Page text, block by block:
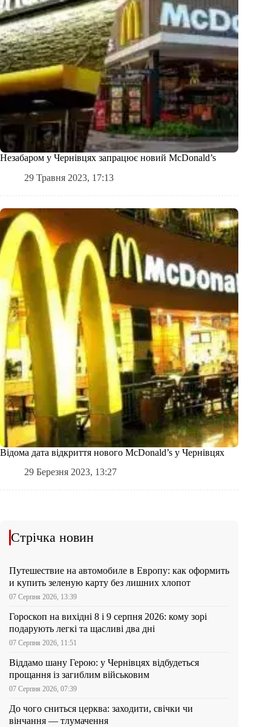
Незабаром у Чернівцях запрацює новий McDonald’s
29 Травня 2023, 17:13
Відома дата відкриття нового McDonald’s у Чернівцях
29 Березня 2023, 13:27
Стрічка новин
Путешествие на автомобиле в Европу: как оформить
и купить зеленую карту без лишних хлопот
07 Серпня 2026, 13:39
Гороскоп на вихідні 8 і 9 серпня 2026: кому зорі
подарують легкі та щасливі два дні
07 Серпня 2026, 11:51
Віддамо шану Герою: у Чернівцях відбудеться
прощання із загиблим військовим
07 Серпня 2026, 07:39
До чого сниться церква: заходити, свічки чи
вінчання — тлумачення